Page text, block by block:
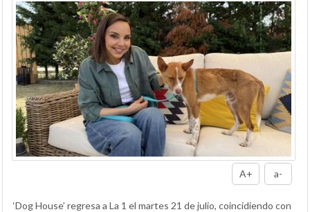
A+ a-
‘Dog House’ regresa a La 1 el martes 21 de julio, coincidiendo con